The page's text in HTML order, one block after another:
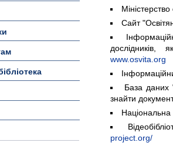
Сайт
дослідників,
www.osvita.org
База даних
знайти
Нацiональна
project.org/